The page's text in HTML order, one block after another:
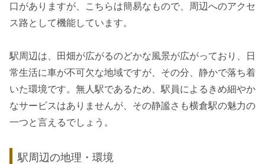
口がありますが、こちらは簡易なもので、周辺へのアクセ
ス路として機能しています。
駅周辺は、田畑が広がるのどかな風景が広がっており、日
常生活に車が不可欠な地域ですが、その分、静かで落ち着
いた環境です。無人駅であるため、駅員によるきめ細やか
なサービスはありませんが、その静謐さも横倉駅の魅力の
一つと言えるでしょう。
駅周辺の地理・環境